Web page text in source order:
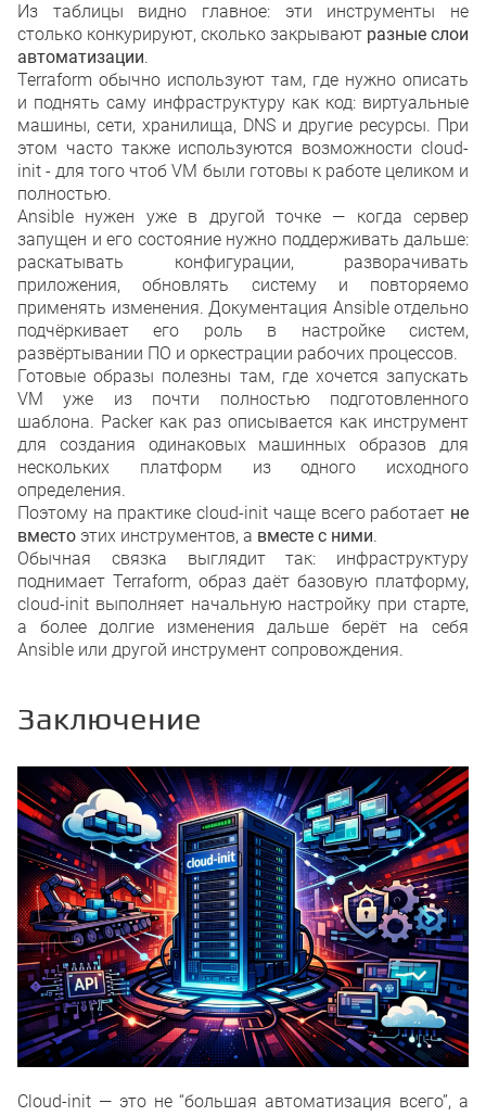
Из таблицы видно главное: эти инструменты не
столько конкурируют, сколько закрывают разные слои
автоматизации.
Terraform обычно используют там, где нужно описать
и поднять саму инфраструктуру как код: виртуальные
машины, сети, хранилища, DNS и другие ресурсы. При
этом часто также используются возможности cloud-
init - для того чтоб VM были готовы к работе целиком и
полностью.
Ansible нужен уже в другой точке — когда сервер
запущен и его состояние нужно поддерживать дальше:
раскатывать конфигурации, разворачивать
приложения, обновлять систему и повторяемо
применять изменения. Документация Ansible отдельно
подчёркивает его роль в настройке систем,
развёртывании ПО и оркестрации рабочих процессов.
Готовые образы полезны там, где хочется запускать
VM уже из почти полностью подготовленного
шаблона. Packer как раз описывается как инструмент
для создания одинаковых машинных образов для
нескольких платформ из одного исходного
определения.
Поэтому на практике cloud-init чаще всего работает не
вместо этих инструментов, а вместе с ними.
Обычная связка выглядит так: инфраструктуру
поднимает Terraform, образ даёт базовую платформу,
cloud-init выполняет начальную настройку при старте,
а более долгие изменения дальше берёт на себя
Ansible или другой инструмент сопровождения.
Заключение
Cloud-init — это не “большая автоматизация всего”, а